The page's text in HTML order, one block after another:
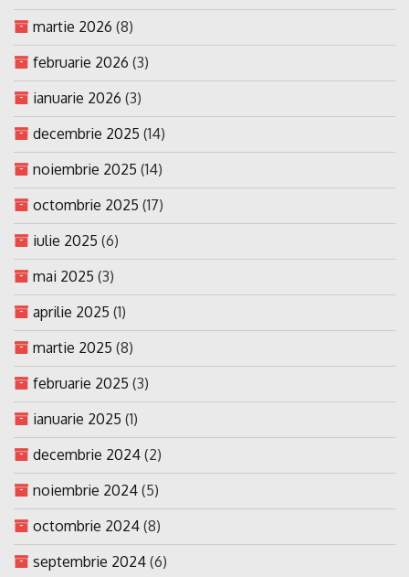
martie 2026 (8)
februarie 2026 (3)
ianuarie 2026 (3)
decembrie 2025 (14)
noiembrie 2025 (14)
octombrie 2025 (17)
iulie 2025 (6)
mai 2025 (3)
aprilie 2025 (1)
martie 2025 (8)
februarie 2025 (3)
ianuarie 2025 (1)
decembrie 2024 (2)
noiembrie 2024 (5)
octombrie 2024 (8)
septembrie 2024 (6)